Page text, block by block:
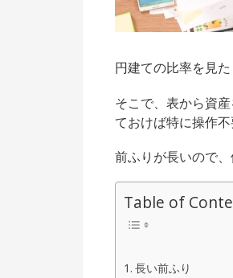
円建ての比率を見
そこで、表から資
ておけば特に操作
前ふりが長いので
Table of
長い前ふり